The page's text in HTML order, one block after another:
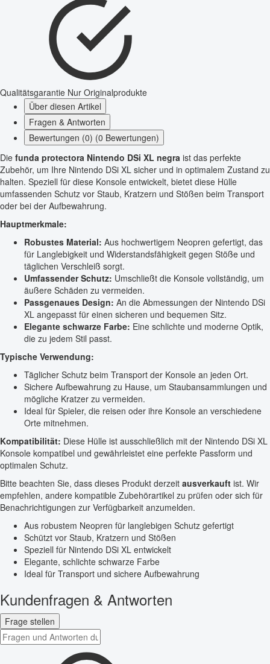
Qualitätsgarantie Nur Originalprodukte
Über diesen Artikel
Fragen & Antworten
Bewertungen (0) (0 Bewertungen)
Die funda protectora Nintendo DSi XL negra ist das perfekte
Zubehör, um Ihre Nintendo DSi XL sicher und in optimalem Zustand zu
halten. Speziell für diese Konsole entwickelt, bietet diese Hülle
umfassenden Schutz vor Staub, Kratzern und Stößen beim Transport
oder bei der Aufbewahrung.
Hauptmerkmale:
Robustes Material: Aus hochwertigem Neopren gefertigt, das
für Langlebigkeit und Widerstandsfähigkeit gegen Stöße und
täglichen Verschleiß sorgt.
Umfassender Schutz: Umschließt die Konsole vollständig, um
äußere Schäden zu vermeiden.
Passgenaues Design: An die Abmessungen der Nintendo DSi
XL angepasst für einen sicheren und bequemen Sitz.
Elegante schwarze Farbe: Eine schlichte und moderne Optik,
die zu jedem Stil passt.
Typische Verwendung:
Täglicher Schutz beim Transport der Konsole an jeden Ort.
Sichere Aufbewahrung zu Hause, um Staubansammlungen und
mögliche Kratzer zu vermeiden.
Ideal für Spieler, die reisen oder ihre Konsole an verschiedene
Orte mitnehmen.
Kompatibilität: Diese Hülle ist ausschließlich mit der Nintendo DSi XL
Konsole kompatibel und gewährleistet eine perfekte Passform und
optimalen Schutz.
Bitte beachten Sie, dass dieses Produkt derzeit ausverkauft ist. Wir
empfehlen, andere kompatible Zubehörartikel zu prüfen oder sich für
Benachrichtigungen zur Verfügbarkeit anzumelden.
Aus robustem Neopren für langlebigen Schutz gefertigt
Schützt vor Staub, Kratzern und Stößen
Speziell für Nintendo DSi XL entwickelt
Elegante, schlichte schwarze Farbe
Ideal für Transport und sichere Aufbewahrung
Kundenfragen & Antworten
Frage stellen